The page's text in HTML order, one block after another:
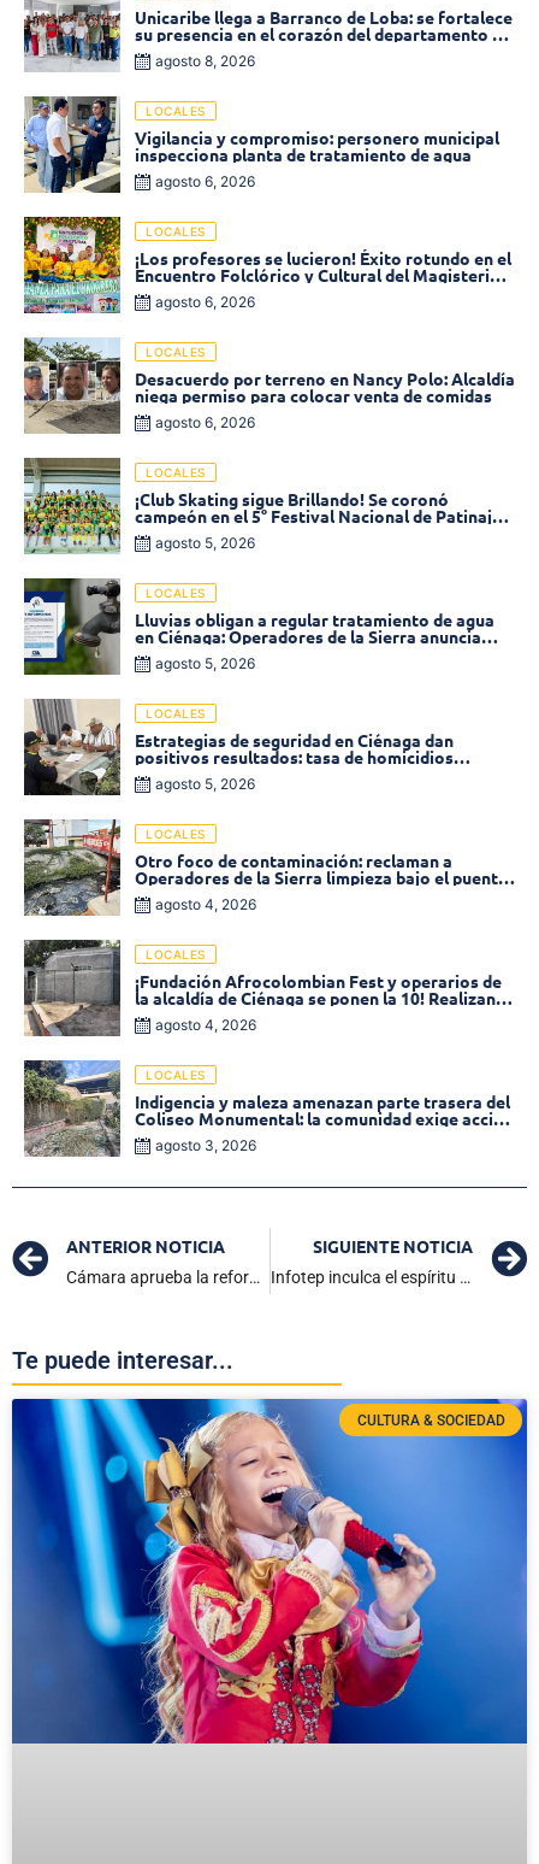
Unicaribe llega a Barranco de Loba: se fortalece
su presencia en el corazón del departamento de
Bolívar
agosto 8, 2026
LOCALES
Vigilancia y compromiso: personero municipal
inspecciona planta de tratamiento de agua
agosto 6, 2026
LOCALES
¡Los profesores se lucieron! Éxito rotundo en el
Encuentro Folclórico y Cultural del Magisterio
2026 en Ciénaga
agosto 6, 2026
LOCALES
Desacuerdo por terreno en Nancy Polo: Alcaldía
niega permiso para colocar venta de comidas
agosto 6, 2026
LOCALES
¡Club Skating sigue Brillando! Se coronó
campeón en el 5° Festival Nacional de Patinaje
«Soledad sobre Ruedas»
agosto 5, 2026
LOCALES
Lluvias obligan a regular tratamiento de agua
en Ciénaga: Operadores de la Sierra anuncia
baja presión en varios sectores
agosto 5, 2026
LOCALES
Estrategias de seguridad en Ciénaga dan
positivos resultados: tasa de homicidios
disminuyó un 58% en 2026
agosto 5, 2026
LOCALES
Otro foco de contaminación: reclaman a
Operadores de la Sierra limpieza bajo el puente
de la calle 19 con carrera 11
agosto 4, 2026
LOCALES
¡Fundación Afrocolombian Fest y operarios de
la alcaldía de Ciénaga se ponen la 10! Realizan
limpieza de la parte posterior del Coliseo
Monumental
agosto 4, 2026
LOCALES
Indigencia y maleza amenazan parte trasera del
Coliseo Monumental: la comunidad exige acción
inmediata!
agosto 3, 2026
ANTERIOR NOTICIA
Cámara aprueba la reforma laboral
SIGUIENTE NOTICIA
Infotep inculca el espíritu de emprendimiento a sus estudiantes
Te puede interesar...
CULTURA & SOCIEDAD